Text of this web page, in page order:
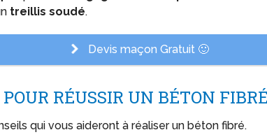
treillis soudé.
Devis maçon Gratuit 🙂
RÉUSSIR UN BÉTON
qui vous aideront à réaliser un béton fibré.